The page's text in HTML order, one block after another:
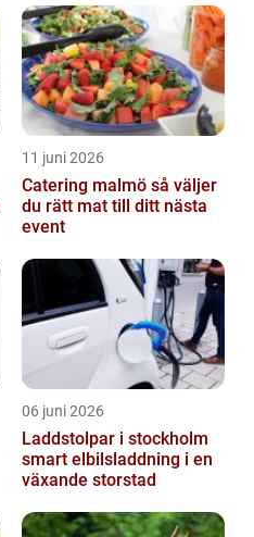
11 juni 2026
Catering malmö så väljer
du rätt mat till ditt nästa
event
06 juni 2026
Laddstolpar i stockholm
smart elbilsladdning i en
växande storstad